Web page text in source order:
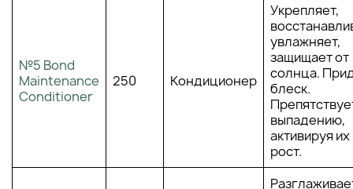
№5 Bond
Maintenance
Conditioner
250 Кондиционер
Укрепляет,
увлажняет,
защищает от
солнца.
блеск.
выпадению,
активируя их
рост.